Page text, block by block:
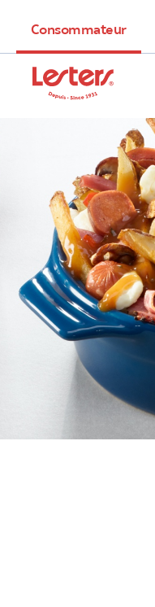
Consommateur